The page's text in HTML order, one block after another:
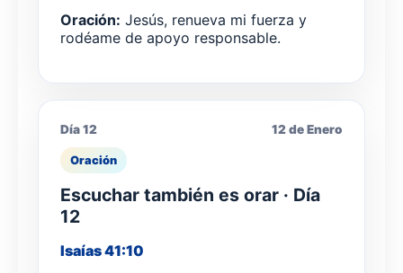
Oración: Jesús, renueva mi fuerza y
rodéame de apoyo responsable.
Día 12 12 de Enero
Oración
Escuchar también es orar · Día
12
Isaías 41:10